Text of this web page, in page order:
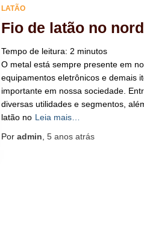
LATÃO
Fio de latão no
Tempo de leitura: 2 minutos
O metal está sempre presente em
equipamentos eletrônicos e demais
importante em nossa sociedade.
diversas utilidades e segmentos,
latão no Leia mais…
Por admin 5 anosatrás